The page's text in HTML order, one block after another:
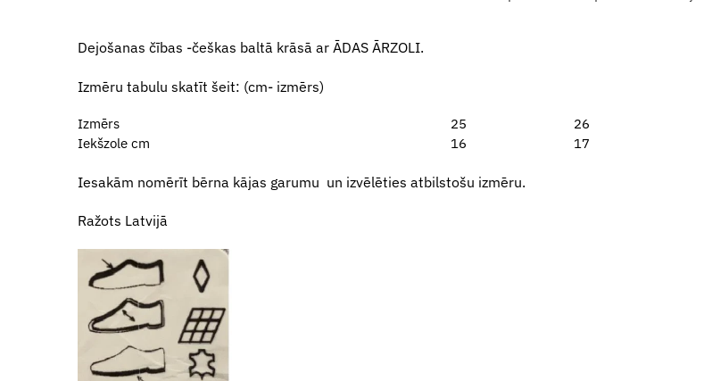
Dejošanas čības -češkas baltā krāsā ar ĀDAS ĀRZOLI.
Izmēru tabulu skatīt šeit: (cm- izmērs)
Izmērs 25 26
Iekšzole cm
16 17
Iesakām nomērīt bērna kājas garumu un izvēlēties atbilstošu izmēru.
Ražots Latvijā